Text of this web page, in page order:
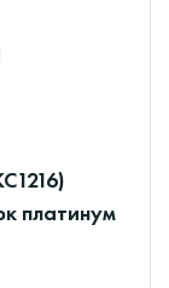
платинум